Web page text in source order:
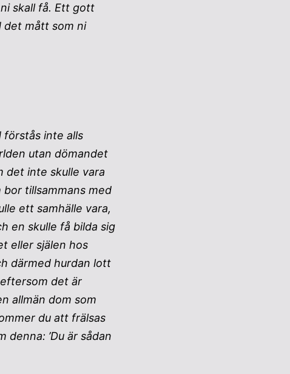
skall få. Ett gott
det mått som ni
förstås inte alls
utan dömandet
det inte skulle vara
tillsammans med
ett samhälle vara,
en skulle få bilda sig
eller själen hos
därmed hurdan lott
det är
allmän dom som
du att frälsas
’Du är sådan